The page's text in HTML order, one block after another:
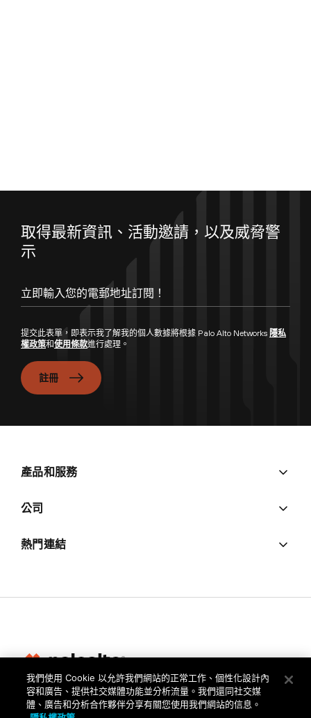
取得最新資訊、活動邀請，以及威脅警
示
提交此表單，即表示我了解我的個人數據將根據 Palo Alto Networks 隱私
權政策和使用條款進行處理。
註冊
產品和服務
公司
熱門連結
隱私權
我們使用 Cookie 以允許我們網站的正常工作、個性化設計內
容和廣告、提供社交媒體功能並分析流量。我們還同社交媒
體、廣告和分析合作夥伴分享有關您使用我們網站的信息。